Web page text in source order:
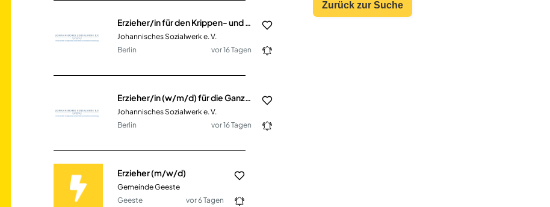
Johannisches Sozialwerk e. V.
Berlin
vor 16 Tagen
Erzieher/in (w/m/d) für die Ganztagsbetreuung (eFöB) im Team in Teilzeit
Johannisches Sozialwerk e. V.
Berlin
vor 16 Tagen
Erzieher (m/w/d)
Gemeinde Geeste
Geeste
vor 6 Tagen